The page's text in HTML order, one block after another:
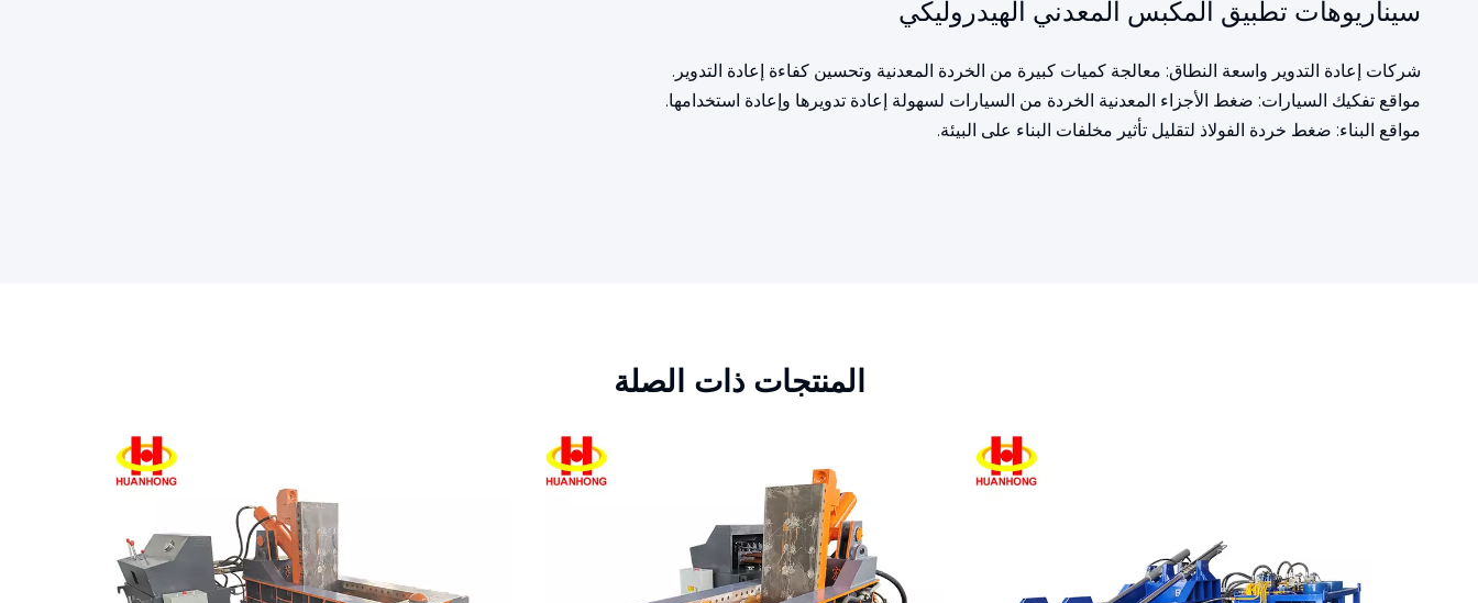
سيناريوهات تطبيق المكبس المعدني الهيدروليكي
شركات إعادة التدوير واسعة النطاق: معالجة كميات كبيرة من الخردة المعدنية وتحسين كفاءة إعادة التدوير.
مواقع تفكيك السيارات: ضغط الأجزاء المعدنية الخردة من السيارات لسهولة إعادة تدويرها وإعادة استخدامها.
مواقع البناء: ضغط خردة الفولاذ لتقليل تأثير مخلفات البناء على البيئة.
المنتجات ذات الصلة